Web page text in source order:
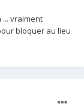
vraiment
bloquer au lieu